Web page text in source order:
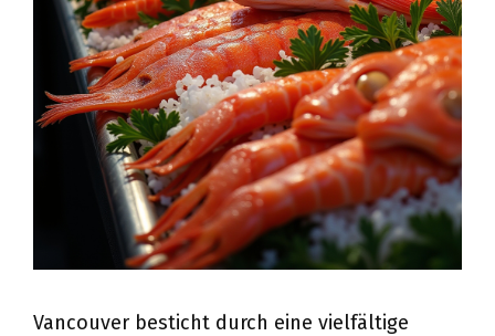
Vancouver besticht durch eine vielfältige